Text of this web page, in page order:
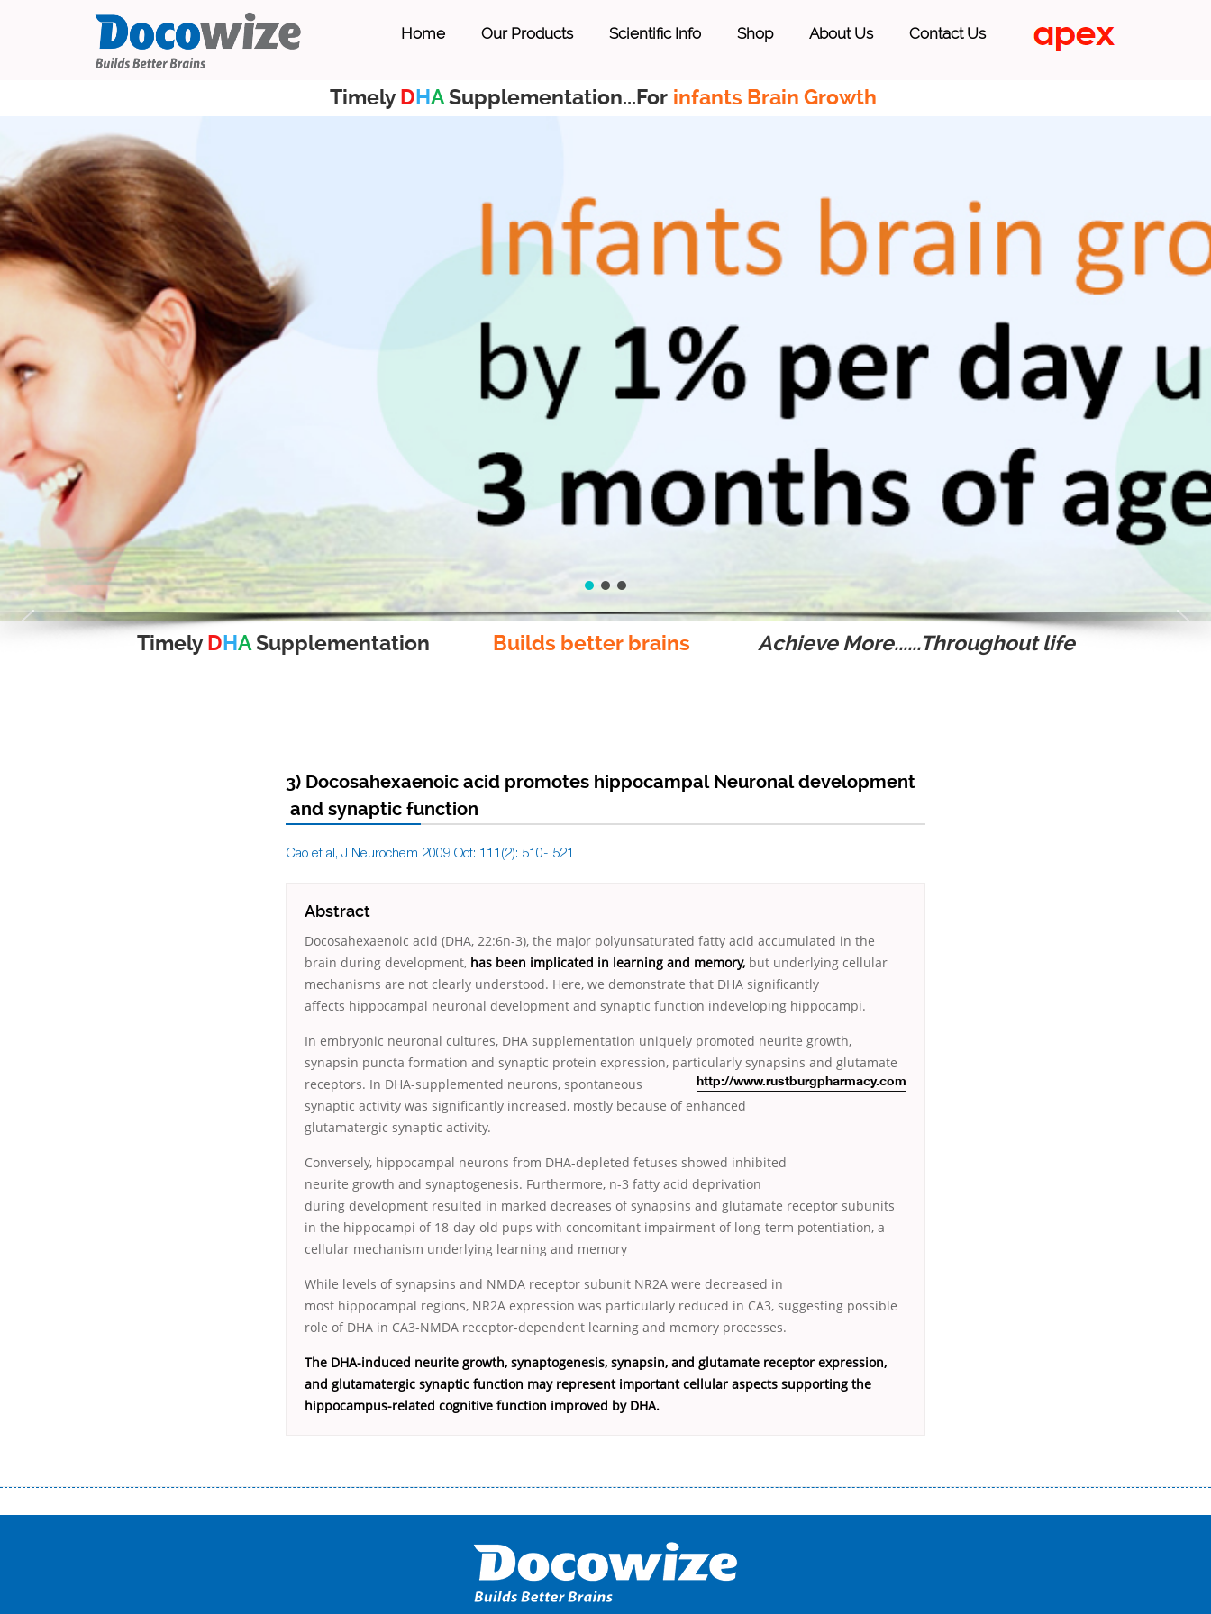
Home Our Products Scientific Info Shop About Us Contact Us
Timely DHASupplementation...For infants Brain Growth
Timely DHASupplementation Builds better brains Achieve More......Throughout life
3) Docosahexaenoic acid promotes hippocampal Neuronal development
and synaptic function
Cao et al, J Neurochem 2009 Oct: 111(2): 510- 521
Abstract
Docosahexaenoic acid (DHA, 22:6n-3), the major polyunsaturated fatty acid accumulated in the
brain during development, has been implicated in learning and memory, but underlying cellular
mechanisms are not clearly understood. Here, we demonstrate that DHA significantly
affects hippocampal neuronal development and synaptic function indeveloping hippocampi.
In embryonic neuronal cultures, DHA supplementation uniquely promoted neurite growth,
synapsin puncta formation and synaptic protein expression, particularly synapsins and glutamate
receptors. In DHA-supplemented neurons, spontaneous
http://www.rustburgpharmacy.com
synaptic activity was significantly increased, mostly because of enhanced
glutamatergic synaptic activity.
Conversely, hippocampal neurons from DHA-depleted fetuses showed inhibited
neurite growth and synaptogenesis. Furthermore, n-3 fatty acid deprivation
during development resulted in marked decreases of synapsins and glutamate receptor subunits
in the hippocampi of 18-day-old pups with concomitant impairment of long-term potentiation, a
cellular mechanism underlying learning and memory
While levels of synapsins and NMDA receptor subunit NR2A were decreased in
most hippocampal regions, NR2A expression was particularly reduced in CA3, suggesting possible
role of DHA in CA3-NMDA receptor-dependent learning and memory processes.
The DHA-induced neurite growth, synaptogenesis, synapsin, and glutamate receptor expression,
and glutamatergic synaptic function may represent important cellular aspects supporting the
hippocampus-related cognitive function improved by DHA.